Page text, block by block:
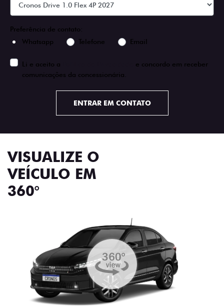
Preferência de contato:
Whatsapp
Telefone Email
Li e aceito a
e concordo em receber
comunicações da concessionária.
ENTRAR EM CONTATO
VISUALIZE O
VEÍCULO EM
360°